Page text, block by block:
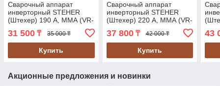
Сварочный аппарат
инверторный STEHER
(Штехер) 190 А, ММА (VR-
31 500 ₸ 35 000 ₸
Купить
Сварочный аппарат
инверторный STEHER
(Штехер) 220 А, ММА (VR-
37 800₸ 42 000 ₸
Купить
43
Акционные предложения и новинки